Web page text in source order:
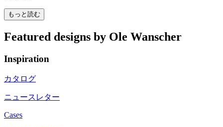
もっと読む
Featured designs by Ole Wanscher
Inspiration
カタログ
ニュースレター
Cases